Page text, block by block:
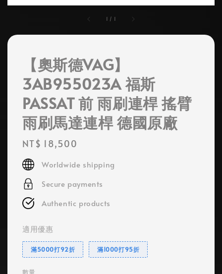
1 / 1
【奧斯德VAG】
3AB955023A 福斯
PASSAT 前 雨刷連桿 搖臂
雨刷馬達連桿 德國原廠
Regular
price
NT$ 18,500
Worldwide shipping
Secure payments
Authentic products
適用優惠
滿5000打92折 滿1000打95折
數量